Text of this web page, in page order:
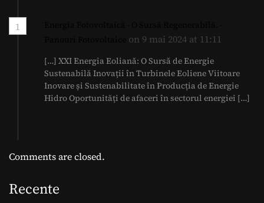
1
on 9 mai 2024 at 11:11
[…] XXI Energia Eoliană: O Sursă de Energie
Sustenabilă Inovații în Turbinele Eoliene Viitoare
Inovare și Sustenabilitate în Producția de Energie
Hidro Oportunități de afaceri în sectorul energiei […]
Comments are closed.
Recente